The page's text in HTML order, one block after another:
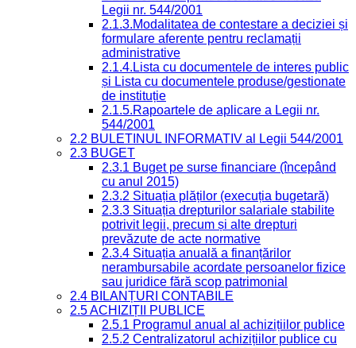
Legii nr. 544/2001
2.1.3.Modalitatea de contestare a deciziei și
formulare aferente pentru reclamații
administrative
2.1.4.Lista cu documentele de interes public
și Lista cu documentele produse/gestionate
de instituție
2.1.5.Rapoartele de aplicare a Legii nr.
544/2001
2.2 BULETINUL INFORMATIV al Legii 544/2001
2.3 BUGET
2.3.1 Buget pe surse financiare (începând
cu anul 2015)
2.3.2 Situația plăților (execuția bugetară)
2.3.3 Situația drepturilor salariale stabilite
potrivit legii, precum și alte drepturi
prevăzute de acte normative
2.3.4 Situația anuală a finanțărilor
nerambursabile acordate persoanelor fizice
sau juridice fără scop patrimonial
2.4 BILANȚURI CONTABILE
2.5 ACHIZIȚII PUBLICE
2.5.1 Programul anual al achizițiilor publice
2.5.2 Centralizatorul achizițiilor publice cu